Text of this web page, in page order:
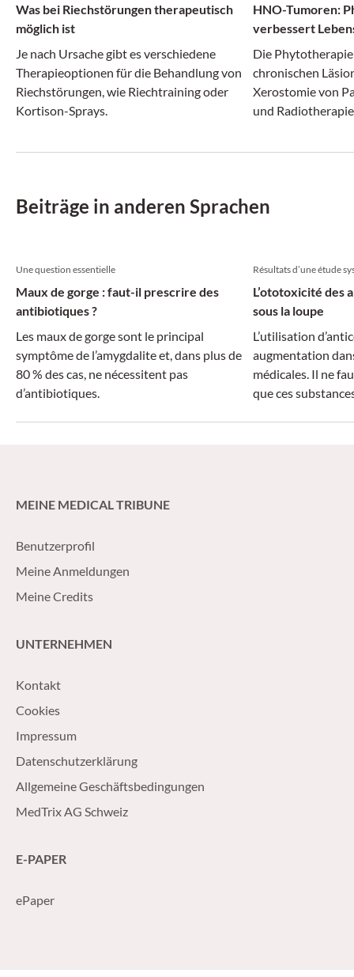
Was bei Riechstörungen therapeutisch
möglich ist
Je nach Ursache gibt es verschiedene
Therapieoptionen für die Behandlung von
Riechstörungen, wie Riechtraining oder
Kortison-Sprays.
HNO-Tumoren:
verbessert
Die
chronischen
Xerostomie von
und
Beiträge in anderen Sprachen
Une question essentielle
Maux de gorge : faut-il prescrire des
antibiotiques ?
Les maux de gorge sont le principal
symptôme de l’amygdalite et, dans plus de
80 % des cas, ne nécessitent pas
d’antibiotiques.
Résultats d’une étude
L’ototoxicité des
sous la loupe
L’utilisation
augmentation
médicales. Il ne
que ces
MEINE MEDICAL TRIBUNE
Benutzerprofil
Meine Anmeldungen
Meine Credits
UNTERNEHMEN
Kontakt
Cookies
Impressum
Datenschutzerklärung
Allgemeine Geschäftsbedingungen
MedTrix AG Schweiz
E-PAPER
ePaper